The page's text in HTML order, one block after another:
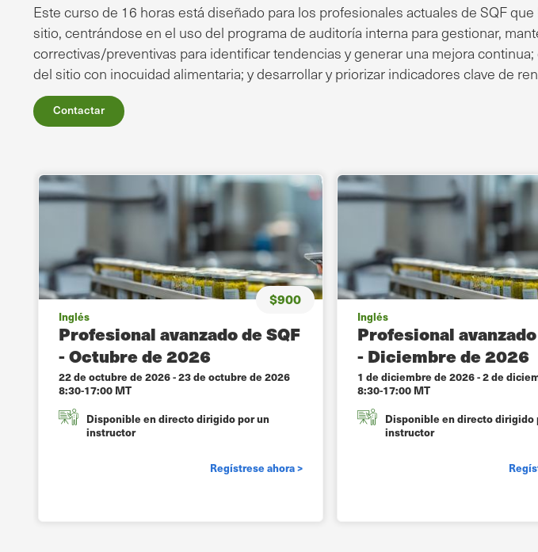
Este curso de 16 horas está diseñado para los profesionales actuales de SQF
sitio, centrándose en el uso del programa de auditoría interna para gestionar,
correctivas/preventivas para identificar tendencias y generar una mejora
del sitio con inocuidad alimentaria; y desarrollar y priorizar indicadores clave de
Contactar
$900
Inglés
Profesional avanzado de SQF
- Octubre de 2026
22 de octubre de 2026-23 de octubre de 2026
8:30-17:00 MT
Disponible en directo dirigido por un
instructor
Regístrese ahora >
Inglés
Profesional avanzado
- Diciembre de 2026
1 de diciembre de 2026-2 de
8:30-17:00 MT
Disponible en directo dirigido
instructor